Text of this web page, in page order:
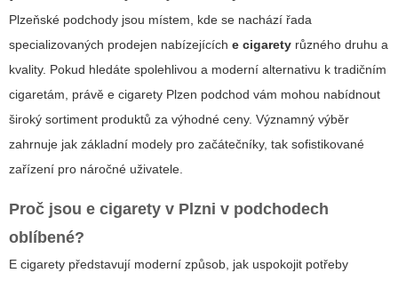
Plzeňské podchody jsou místem, kde se nachází řada
specializovaných prodejen nabízejících e cigarety různého druhu a
kvality. Pokud hledáte spolehlivou a moderní alternativu k tradičním
cigaretám, právě e cigarety Plzen podchod vám mohou nabídnout
široký sortiment produktů za výhodné ceny. Významný výběr
zahrnuje jak základní modely pro začátečníky, tak sofistikované
zařízení pro náročné uživatele.
Proč jsou e cigarety v Plzni v podchodech
oblíbené?
E cigarety představují moderní způsob, jak uspokojit potřeby